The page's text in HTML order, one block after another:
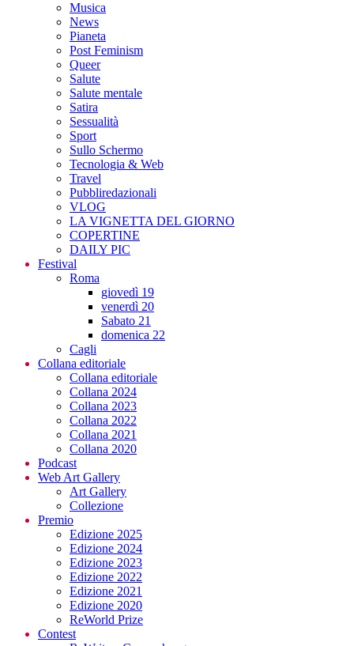
Musica
News
Pianeta
Post Feminism
Queer
Salute
Salute mentale
Satira
Sessualità
Sport
Sullo Schermo
Tecnologia & Web
Travel
Pubbliredazionali
VLOG
LA VIGNETTA DEL GIORNO
COPERTINE
DAILY PIC
Festival
Roma
giovedì 19
venerdì 20
Sabato 21
domenica 22
Cagli
Collana editoriale
Collana editoriale
Collana 2024
Collana 2023
Collana 2022
Collana 2021
Collana 2020
Podcast
Web Art Gallery
Art Gallery
Collezione
Premio
Edizione 2025
Edizione 2024
Edizione 2023
Edizione 2022
Edizione 2021
Edizione 2020
ReWorld Prize
Contest